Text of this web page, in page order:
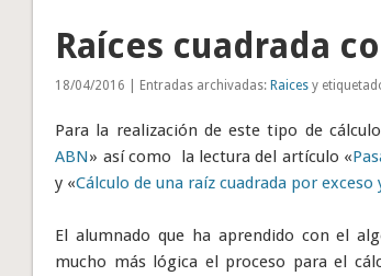
Raíces cuadrada
18/04/2016 | Entradas archivadas:Raices y
Para la realización de este tipo de
ABN» así como la lectura del artículo «
y «Cálculo de una raíz cuadrada por exceso
El alumnado que ha aprendido con el
mucho más lógica el proceso para el